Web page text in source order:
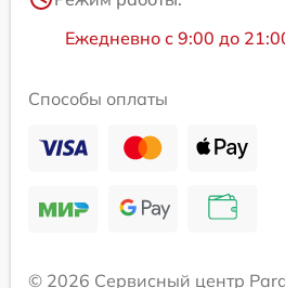
Ежедневно с 9:00 до
Способы оплаты
© 2026 Сервисный центр